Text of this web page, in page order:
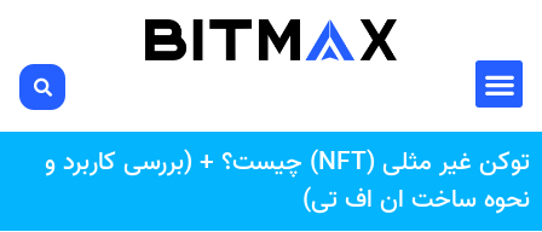
توکن غیر مثلی (NFT) چیست؟ + (بررسی کاربرد و
نحوه ساخت ان اف تی)